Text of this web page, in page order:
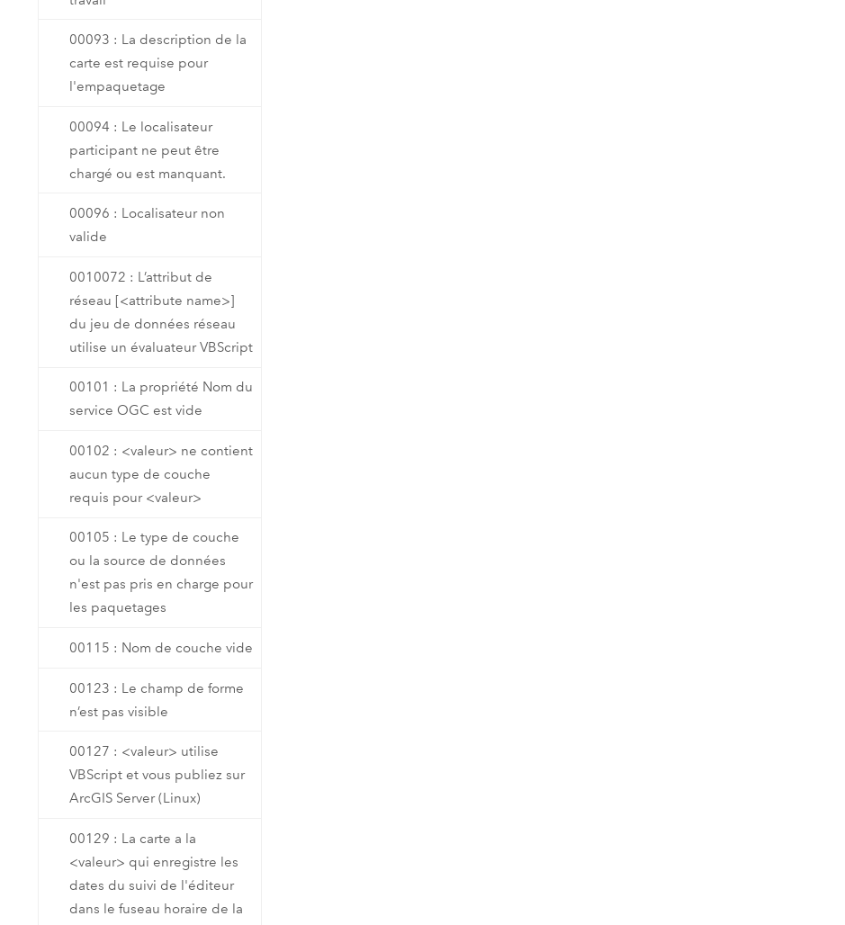
00093 : La description de la
carte est requise pour
l'empaquetage
00094 : Le localisateur
participant ne peut être
chargé ou est manquant.
00096 : Localisateur non
valide
0010072 : L’attribut de
réseau [<attribute name>]
du jeu de données réseau
utilise un évaluateur VBScript
00101 : La propriété Nom du
service OGC est vide
00102 : <valeur> ne contient
aucun type de couche
requis pour <valeur>
00105 : Le type de couche
ou la source de données
n'est pas pris en charge pour
les paquetages
00115 : Nom de couche vide
00123 : Le champ de forme
n’est pas visible
00127 : <valeur> utilise
VBScript et vous publiez sur
ArcGIS Server (Linux)
00129 : La carte a la
<valeur> qui enregistre les
dates du suivi de l'éditeur
dans le fuseau horaire de la